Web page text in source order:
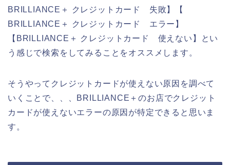
BRILLIANCE＋ クレジットカード 失敗】【
BRILLIANCE＋ クレジットカード エラー】
【BRILLIANCE＋ クレジットカード 使えない】とい
う感じで検索をしてみることをオススメします。
そうやってクレジットカードが使えない原因を調べて
いくことで、、、BRILLIANCE＋のお店でクレジット
カードが使えないエラーの原因が特定できると思いま
す。